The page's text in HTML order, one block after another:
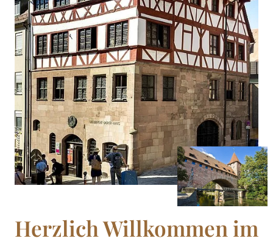
Herzlich Willkommen im